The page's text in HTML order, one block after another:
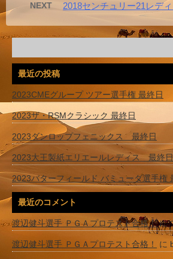
NEXT 2018センチュリー21レデ
最近の投稿
2023CMEグループ ツアー選手権 最終日
2023ザ・RSMクラシック 最終日
2023ダンロップフェニックス 最終日
2023大王製紙エリエールレディス 最終日
2023バターフィールド バミューダ選手権
最近のコメント
渡辺健斗選手 ＰＧＡプロテスト合格！に
渡辺健斗選手 ＰＧＡプロテスト合格！ に